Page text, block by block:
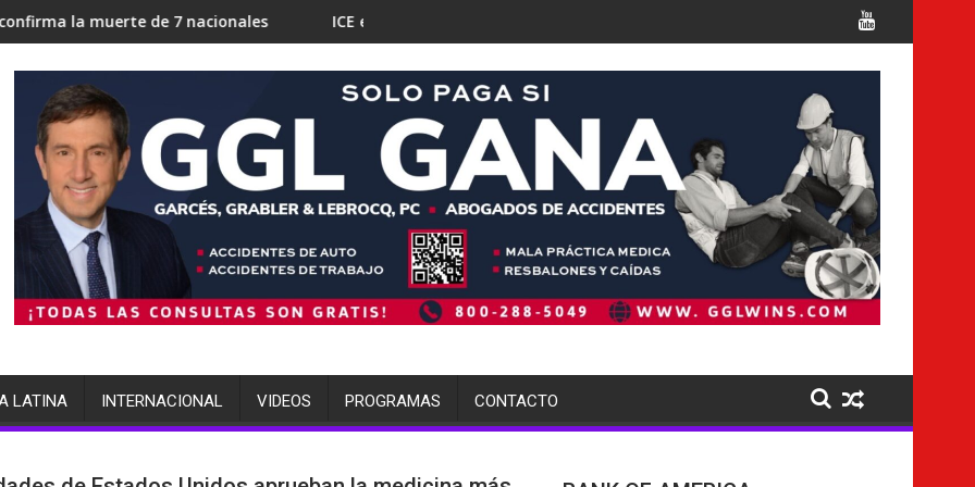
de 7 nacionales ICE en Miami busca 700 camas para detención de migrantes en el sur de Florida, tras cierre de
el país busca extraditar a sus nacionales en
LATINA INTERNACIONAL VIDEOS PROGRAMAS CONTACTO